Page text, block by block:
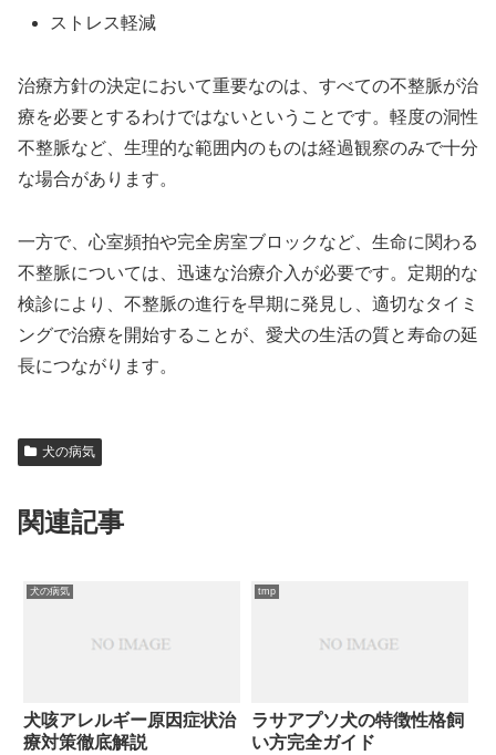
ストレス軽減
治療方針の決定において重要なのは、すべての不整脈が治
療を必要とするわけではないということです。軽度の洞性
不整脈など、生理的な範囲内のものは経過観察のみで十分
な場合があります。
一方で、心室頻拍や完全房室ブロックなど、生命に関わる
不整脈については、迅速な治療介入が必要です。定期的な
検診により、不整脈の進行を早期に発見し、適切なタイミ
ングで治療を開始することが、愛犬の生活の質と寿命の延
長につながります。
犬の病気
関連記事
犬の病気
犬咳アレルギー原因症状治
療対策徹底解説
tmp
ラサアプソ犬の特徴性格飼
い方完全ガイド